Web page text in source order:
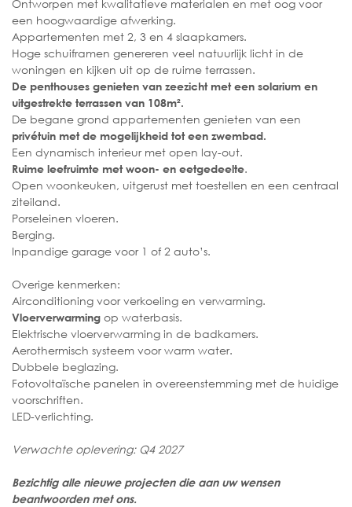
Ontworpen met kwalitatieve materialen en met oog voor
een hoogwaardige afwerking.
Appartementen met 2, 3 en 4 slaapkamers.
Hoge schuiframen genereren veel natuurlijk licht in de
woningen en kijken uit op de ruime terrassen.
De penthouses genieten van zeezicht met een solarium en
uitgestrekte terrassen van 108m².
De begane grond appartementen genieten van een
privétuin met de mogelijkheid tot een zwembad.
Een dynamisch interieur met open lay-out.
Ruime leefruimte met woon- en eetgedeelte.
Open woonkeuken, uitgerust met toestellen en een centraal
ziteiland.
Porseleinen vloeren.
Berging.
Inpandige garage voor 1 of 2 auto’s.
Overige kenmerken:
Airconditioning voor verkoeling en verwarming.
Vloerverwarming op waterbasis.
Elektrische vloerverwarming in de badkamers.
Aerothermisch systeem voor warm water.
Dubbele beglazing.
Fotovoltaïsche panelen in overeenstemming met de huidige
voorschriften.
LED-verlichting.
Verwachte oplevering: Q4 2027
Bezichtig alle nieuwe projecten die aan uw wensen
beantwoorden met ons.